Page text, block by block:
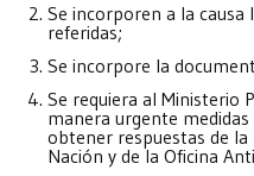
Se incorporen a la causa
referidas;
Se incorpore la
Se requiera al Ministerio
manera urgente
obtener respuestas de la
Nación y de la Oficina